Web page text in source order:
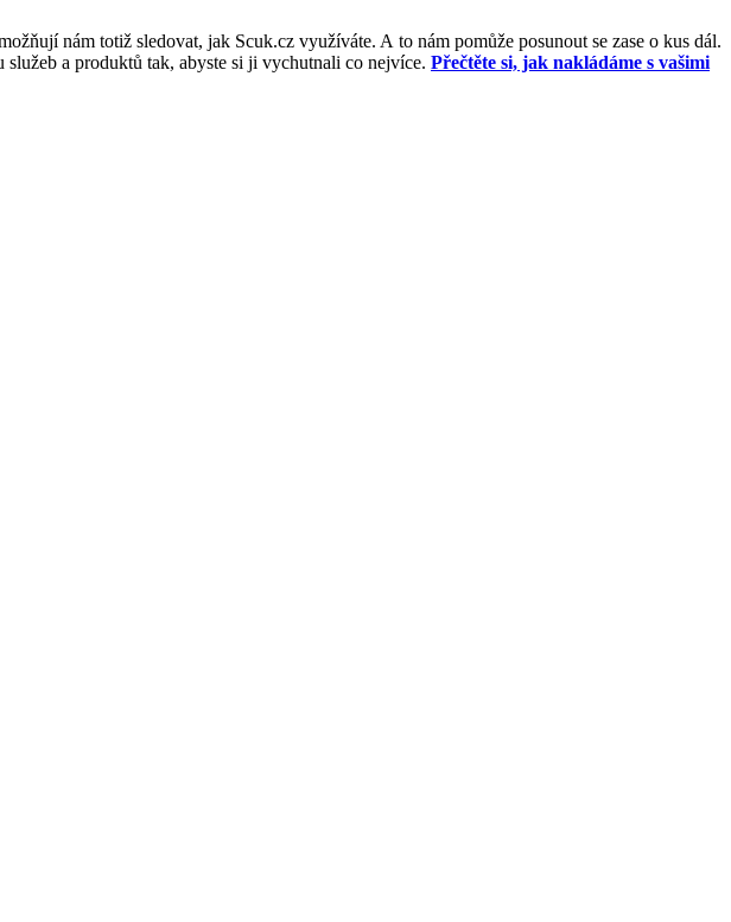
nám totiž sledovat, jak Scuk.cz využíváte. A to nám pomůže posunout se zase o kus dál.
a produktů tak, abyste si ji vychutnali co nejvíce. Přečtěte si, jak nakládáme s vašimi